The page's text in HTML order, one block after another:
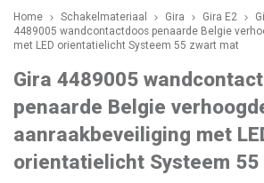
Home Schakelmateriaal Gira Gira E2
4489005 wandcontactdoos penaarde Belgie
met LED orientatielicht Systeem 55 zwart mat
Gira 4489005
penaarde Belgie
aanraakbeveiliging met
orientatielicht Systeem